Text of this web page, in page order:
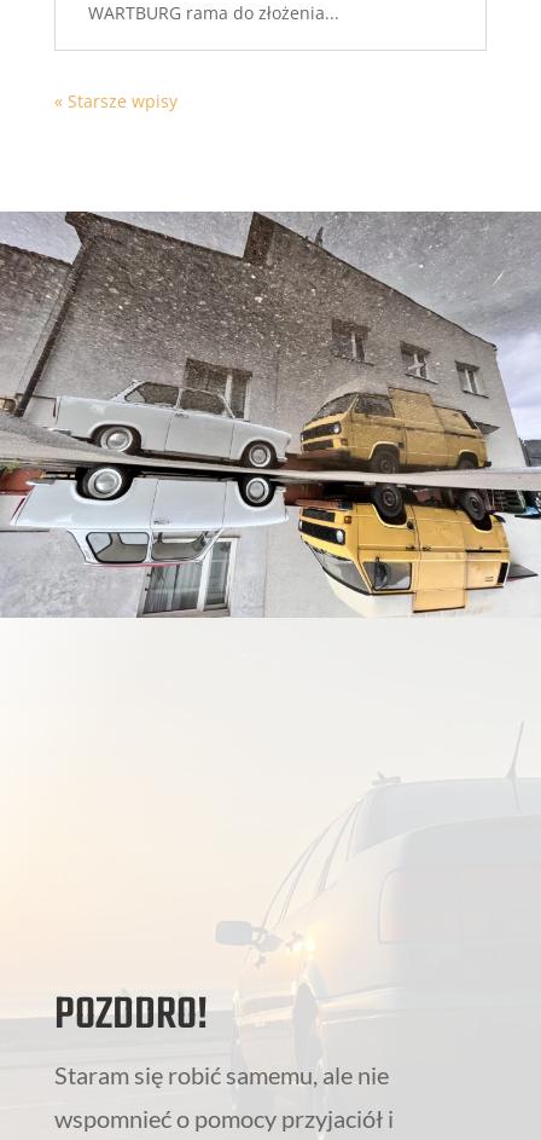
WARTBURG rama do złożenia...
« Starsze wpisy
POZDDRO!
Staram się robić samemu, ale nie
wspomnieć o pomocy przyjaciół i